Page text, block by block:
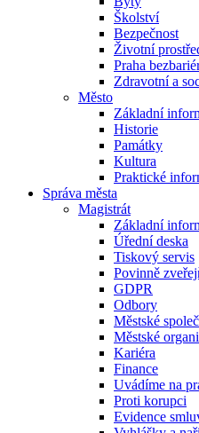
Školství
Bezpečnost
Životní
Praha
Zdravotní a
Město
Základní
Historie
Památky
Kultura
Praktické
Správa města
Magistrát
Základní
Úřední deska
Tiskový servis
Povinně
GDPR
Odbory
Městské
Městské
Kariéra
Finance
Uvádíme na
Proti korupci
Evidence